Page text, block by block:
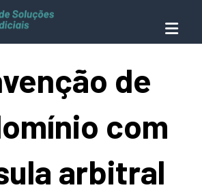
de
com
arbitral